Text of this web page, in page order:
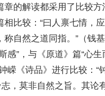
章的解读都采用了比较
比较：“曰人禀七情，
自然之道同指。”（钱
感”，与《原道》篇“心
嵘《诗品》进行比较：“
志，莫非自然之旨。其论